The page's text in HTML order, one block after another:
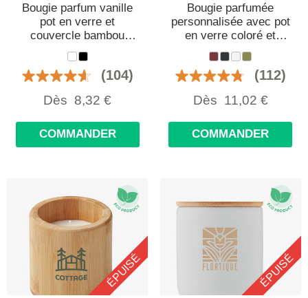
Bougie parfum vanille
pot en verre et
couvercle bambou
personnalisée
(104)
Dès 8,32 €
COMMANDER
Bougie parfumée
personnalisée avec pot
en verre coloré et
couvercle en bambou
(112)
Dès 11,02 €
COMMANDER
ÉPUISÉ ÉPUISÉ